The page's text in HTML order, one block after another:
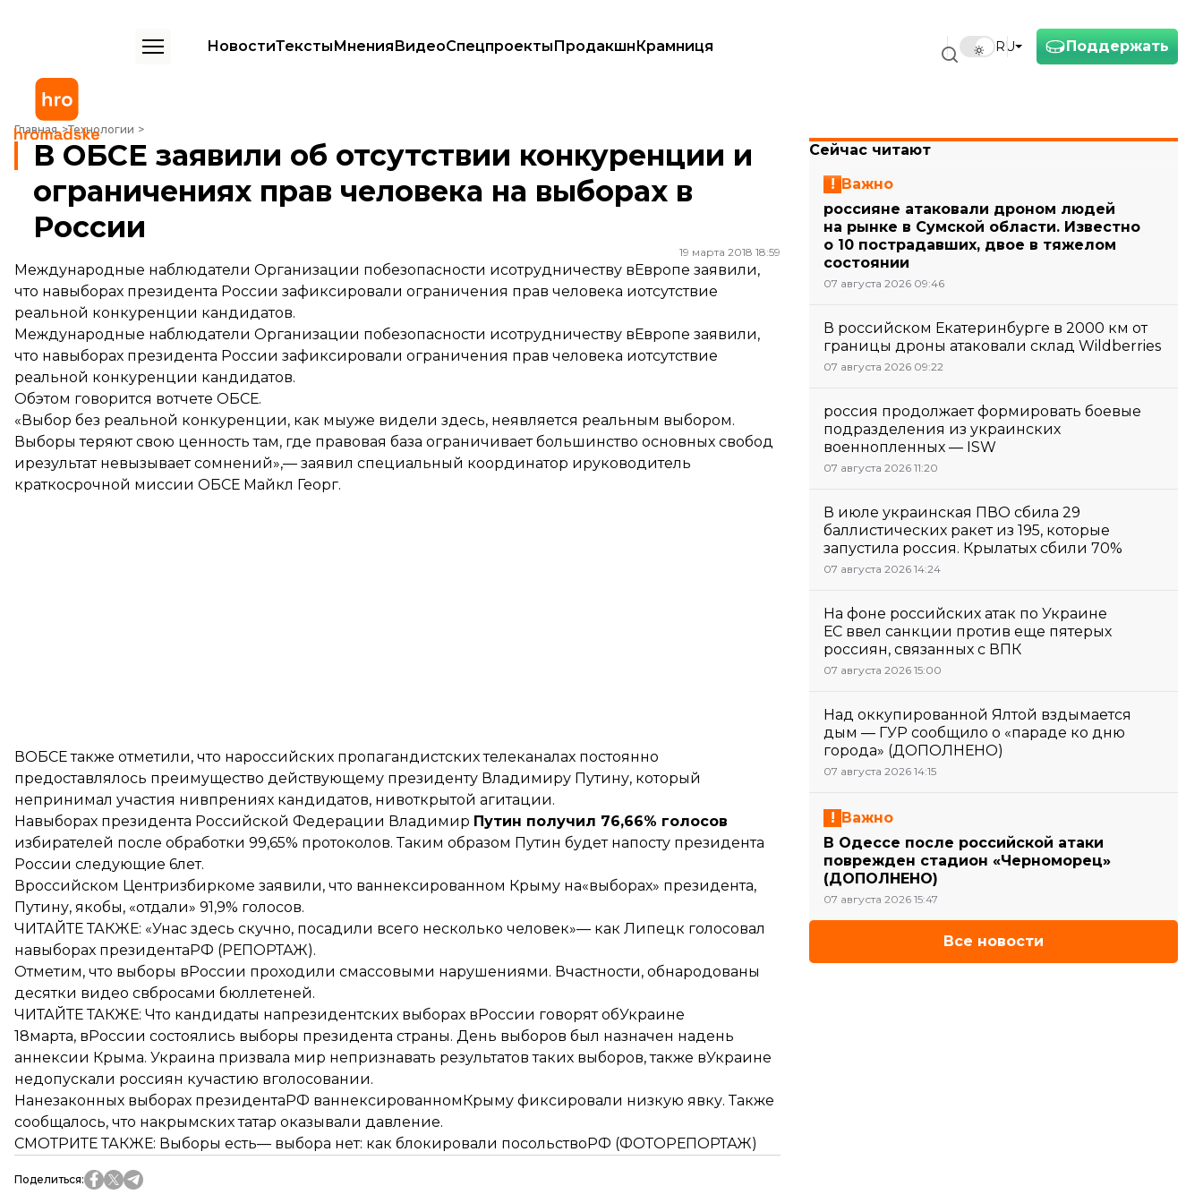
Поддержать
RU
НовостиТекстыМненияВидеоСпецпроектыПродакшнКрамниця
Главная Технологии
В ОБСЕ заявили об отсутствии конкуренции и ограничениях прав человека на выборах в России
В ОБСЕ заявили об отсутствии конкуренции и
ограничениях прав человека на выборах в
России
19 марта 2018 18:59
Международные наблюдатели Организации побезопасности исотрудничеству вЕвропе заявили,
что навыборах президента России зафиксировали ограничения прав человека иотсутствие
реальной конкуренции кандидатов.
Международные наблюдатели Организации побезопасности исотрудничеству вЕвропе заявили,
что навыборах президента России зафиксировали ограничения прав человека иотсутствие
реальной конкуренции кандидатов.
Обэтом говорится вотчете ОБСЕ.
«Выбор без реальной конкуренции, как мыуже видели здесь, неявляется реальным выбором.
Выборы теряют свою ценность там, где правовая база ограничивает большинство основных свобод
ирезультат невызывает сомнений»,— заявил специальный координатор ируководитель
краткосрочной миссии ОБСЕ Майкл Георг.
ВОБСЕ также отметили, что нароссийских пропагандистских телеканалах постоянно
предоставлялось преимущество действующему президенту Владимиру Путину, который
непринимал участия нивпрениях кандидатов, нивоткрытой агитации.
Навыборах президента Российской Федерации Владимир Путин получил 76,66% голосов
избирателей после обработки 99,65% протоколов. Таким образом Путин будет напосту президента
России следующие 6лет.
Вроссийском Центризбиркоме заявили, что ваннексированном Крыму на«выборах» президента,
Путину, якобы, «отдали» 91,9% голосов.
ЧИТАЙТЕ ТАКЖЕ: «Унас здесь скучно, посадили всего несколько человек»— как Липецк голосовал
навыборах президентаРФ (РЕПОРТАЖ).
Отметим, что выборы вРоссии проходили смассовыми нарушениями. Вчастности, обнародованы
десятки видео свбросами бюллетеней.
ЧИТАЙТЕ ТАКЖЕ: Что кандидаты напрезидентских выборах вРоссии говорят обУкраине
18марта, вРоссии состоялись выборы президента страны. День выборов был назначен надень
аннексии Крыма. Украина призвала мир непризнавать результатов таких выборов, также вУкраине
недопускали россиян кучастию вголосовании.
Нанезаконных выборах президентаРФ ваннексированномКрыму фиксировали низкую явку. Также
сообщалось, что накрымских татар оказывали давление.
СМОТРИТЕ ТАКЖЕ: Выборы есть— выбора нет: как блокировали посольствоРФ (ФОТОРЕПОРТАЖ)
Поделиться:
Сейчас читают
Важно
россияне атаковали дроном людей
на рынке в Сумской области. Известно
о 10 пострадавших, двое в тяжелом
состоянии
07 августа 2026 09:46
В российском Екатеринбурге в 2000 км от
границы дроны атаковали склад Wildberries
07 августа 2026 09:22
россия продолжает формировать боевые
подразделения из украинских
военнопленных — ISW
07 августа 2026 11:20
В июле украинская ПВО сбила 29
баллистических ракет из 195, которые
запустила россия. Крылатых сбили 70%
07 августа 2026 14:24
На фоне российских атак по Украине
ЕС ввел санкции против еще пятерых
россиян, связанных с ВПК
07 августа 2026 15:00
Над оккупированной Ялтой вздымается
дым — ГУР сообщило о «параде ко дню
города» (ДОПОЛНЕНО)
07 августа 2026 14:15
Важно
В Одессе после российской атаки
поврежден стадион «Черноморец»
(ДОПОЛНЕНО)
07 августа 2026 15:47
Все новости